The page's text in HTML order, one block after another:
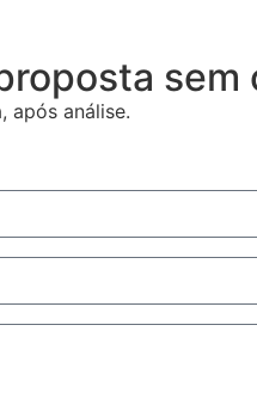
sem
após análise.